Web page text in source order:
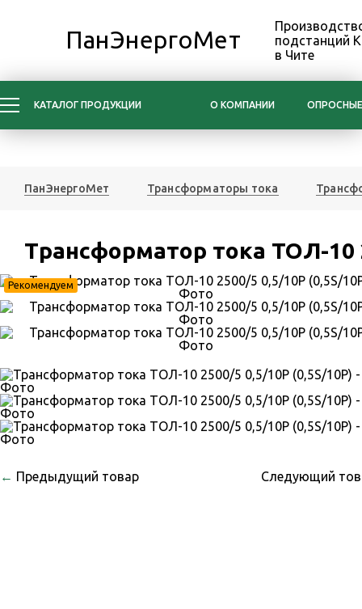
ПанЭнергоМет
подстанций
в Чите
КАТАЛОГ ПРОДУКЦИИ О КОМПАНИИ
ПанЭнергоМет Трансформаторы тока
Трансформатор тока ТОЛ-10
Рекомендуем
← Предыдущий товар Следующий